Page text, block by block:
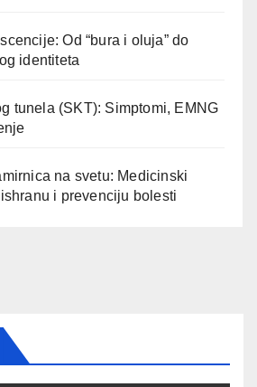
Od “bura i oluja” do
identiteta
tunela (SKT): Simptomi, EMNG
na svetu: Medicinski
i prevenciju bolesti